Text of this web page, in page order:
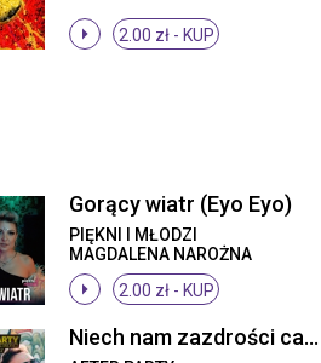
2.00 zł - KUP
Gorący wiatr (Eyo Eyo)
PIĘKNI I MŁODZI
MAGDALENA NAROŻNA
2.00 zł - KUP
Niech nam zazdrości cały świat